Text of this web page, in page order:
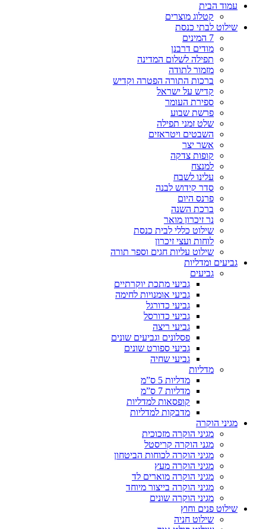
עמוד הבית
קטלוג מוצרים
שילוט לבתי כנסת
7 המינים
מודים דרבנן
תפילה לשלום המדינה
מזמור לתודה
ברכות התורה הפטרה וקדיש
קדיש על ישראל
ספירת העומר
פרשת שבוע
שלט זמני תפילה
השבטים ויטראזים
אשר יצר
קופות צדקה
למנצח
עלינו לשבח
סדר קידוש לבנה
פרנס היום
ברכת השנה
נר זיכרון מואר
שילוט כללי לבית כנסת
לוחות ועצי זיכרון
שילוט עליות חגים וספר תורה
גביעים ומדליות
גביעים
גביעי מתכת יוקרתיים
גביעי אומנויות לחימה
גביעי כדורגל
גביעי כדורסל
גביעי ריצה
פסלונים וגביעים שונים
גביעי ספורט שונים
גביעי שחיה
מדליות
מדליות 5 ס”מ
מדליות 7 ס”מ
קופסאות למדליות
מדבקות למדליות
מגיני הוקרה
מגיני הוקרה מזכוכית
מגני הוקרה קריסטל
מגיני הוקרה לכוחות הביטחון
מגיני הוקרה מעץ
מגיני הוקרה מוארים לד
מגיני הוקרה בייצור מיוחד
מגיני הוקרה שונים
שילוט פנים וחוץ
שילוט חניה